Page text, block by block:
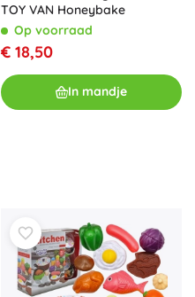
TOY VAN Honeybake
Op voorraad
€ 18,50
In mandje